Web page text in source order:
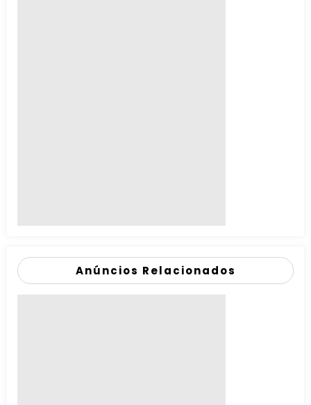
Anúncios Relacionados